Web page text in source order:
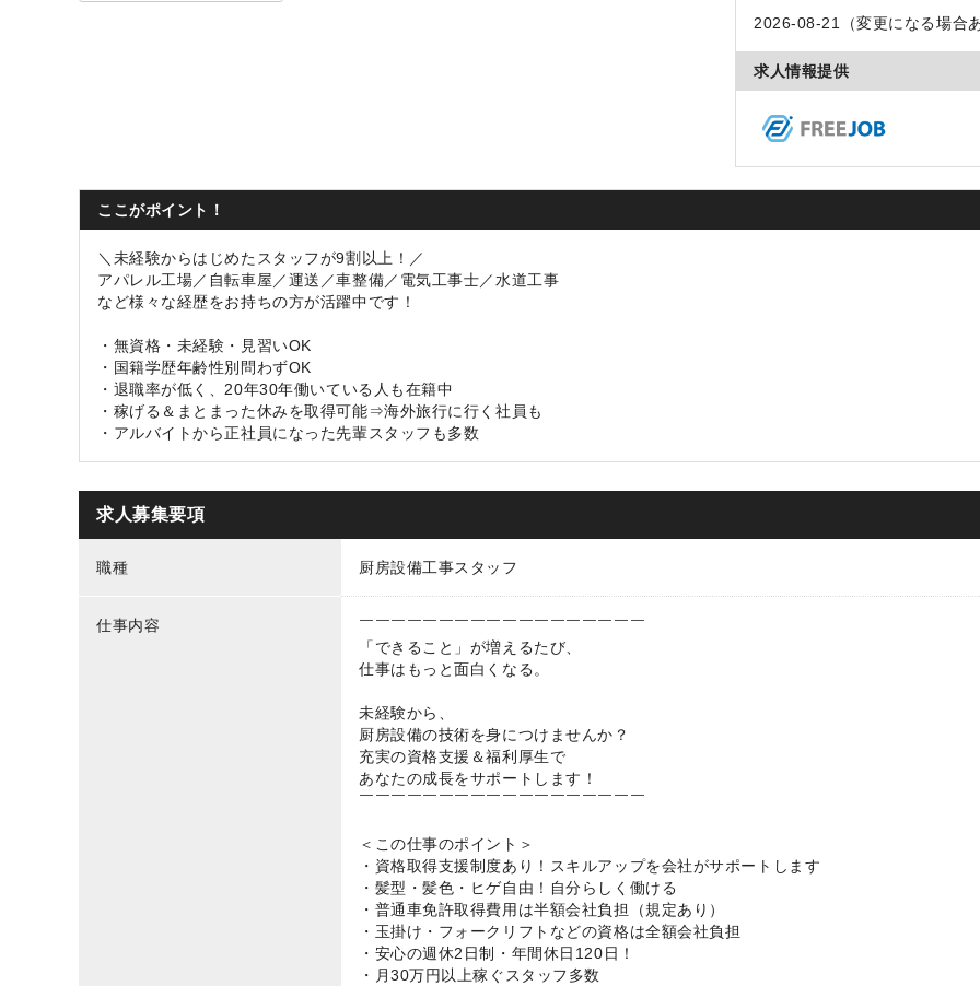
2026-08-21（変更になる場合
求人情報提供
ここがポイント！
＼未経験からはじめたスタッフが9割以上！／
アパレル工場／自転車屋／運送／車整備／電気工事士／水道工事
など様々な経歴をお持ちの方が活躍中です！
・無資格・未経験・見習いOK
・国籍学歴年齢性別問わずOK
・退職率が低く、20年30年働いている人も在籍中
・稼げる＆まとまった休みを取得可能⇒海外旅行に行く社員も
・アルバイトから正社員になった先輩スタッフも多数
求人募集要項
職種 厨房設備工事スタッフ
仕事内容
￣￣￣￣￣￣￣￣￣￣￣￣￣￣￣￣￣￣
「できること」が増えるたび、
仕事はもっと面白くなる。
未経験から、
厨房設備の技術を身につけませんか？
充実の資格支援＆福利厚生で
あなたの成長をサポートします！
￣￣￣￣￣￣￣￣￣￣￣￣￣￣￣￣￣￣
＜この仕事のポイント＞
・資格取得支援制度あり！スキルアップを会社がサポートします
・髪型・髪色・ヒゲ自由！自分らしく働ける
・普通車免許取得費用は半額会社負担（規定あり）
・玉掛け・フォークリフトなどの資格は全額会社負担
・安心の週休2日制・年間休日120日！
・月30万円以上稼ぐスタッフ多数